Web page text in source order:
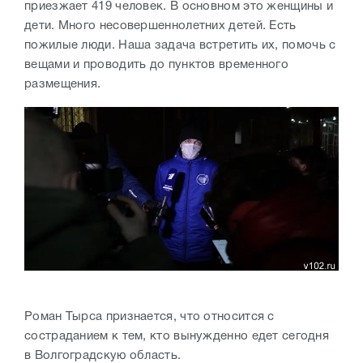
приезжает 419 человек. В основном это женщины и
дети. Много несовершеннолетних детей. Есть
пожилые люди. Наша задача встретить их, помочь с
вещами и проводить до пунктов временного
размещения.
Роман Тырса признается, что относится с
состраданием к тем, кто вынужденно едет сегодня
в Волгоградскую область.